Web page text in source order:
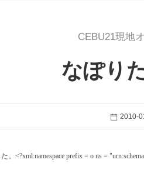
CEBU21現地
なぽり
2010-
。 <?xml:namespace prefix = o ns =